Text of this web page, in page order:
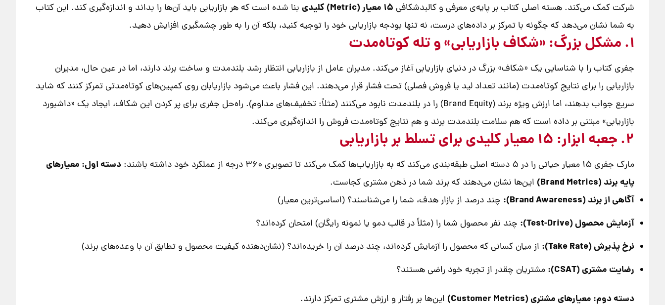
شرکت کمک می‌کند. هسته اصلی کتاب بر پایه‌ی معرفی و کالبدشکافی ۱۵ معیار (Metric) کلیدی
بنا شده است که هر بازاریابی باید آن‌ها را بداند و اندازه‌گیری کند. این کتاب
به شما نشان می‌دهد که چگونه با تمرکز بر داده‌های درست، نه تنها بودجه بازاریابی خود را توجیه کنید، بلکه آن را به طور چشمگیری افزایش دهید.
۱. مشکل بزرگ: «شکاف بازاریابی» و تله کوتاه‌مدت
جفری کتاب را با شناسایی یک «شکاف» بزرگ در دنیای بازاریابی آغاز می‌کند. مدیران عامل از بازاریابی انتظار رشد بلندمدت و ساخت برند دارند، اما در عین حال، مدیران
بازاریابی را برای نتایج کوتاه‌مدت (مانند تعداد لید یا فروش فصلی) تحت فشار قرار می‌دهند. این فشار باعث می‌شود بازاریابان روی کمپین‌های کوتاه‌مدتی تمرکز کنند که شاید
سریع جواب بدهند، اما ارزش ویژه برند (Brand Equity) را در بلندمدت نابود می‌کنند (مثلاً: تخفیف‌های مداوم). راه‌حل جفری برای پر کردن این شکاف، ایجاد یک «داشبورد
بازاریابی» مبتنی بر داده است که هم سلامت بلندمدت برند و هم نتایج کوتاه‌مدت فروش را اندازه‌گیری می‌کند.
۲. جعبه ابزار: ۱۵ معیار کلیدی برای تسلط بر بازاریابی
مارک جفری ۱۵ معیار حیاتی را در ۵ دسته اصلی طبقه‌بندی می‌کند که به بازاریاب‌ها کمک می‌کند تا تصویری ۳۶۰ درجه از عملکرد خود داشته باشند:
دسته اول: معیارهای
پایه برند (Brand Metrics)
این‌ها نشان می‌دهند که برند شما در ذهن مشتری کجاست.
آگاهی از برند (Brand Awareness): چند درصد از بازار هدف، شما را می‌شناسند؟ (اساسی‌ترین معیار)
آزمایش محصول (Test-Drive): چند نفر محصول شما را (مثلاً در قالب دمو یا نمونه رایگان) امتحان کرده‌اند؟
نرخ پذیرش (Take Rate): از میان کسانی که محصول را آزمایش کرده‌اند، چند درصد آن را خریده‌اند؟ (نشان‌دهنده کیفیت محصول و تطابق آن با وعده‌های برند)
رضایت مشتری (CSAT): مشتریان چقدر از تجربه خود راضی هستند؟
دسته دوم: معیارهای مشتری (Customer Metrics) این‌ها بر رفتار و ارزش مشتری تمرکز دارند.